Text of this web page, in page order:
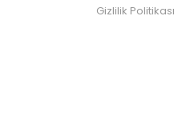
Gizlilik Politikası